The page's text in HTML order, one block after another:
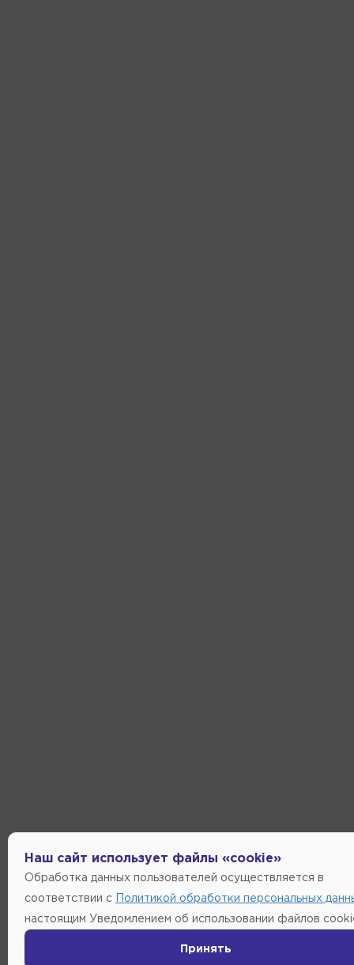
Наш сайт использует файлы «cookie»
Обработка данных пользователей осуществляется в
соответствии с Политикой обработки персональных
настоящим Уведомлением об использовании файлов
Принять